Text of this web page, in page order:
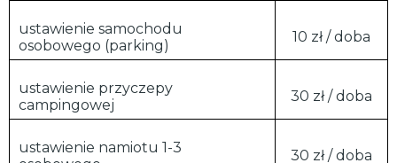
ustawienie samochodu
osobowego (parking)
10 zł / doba
ustawienie przyczepy
campingowej
30 zł / doba
ustawienie namiotu 1-3
30 zł / doba